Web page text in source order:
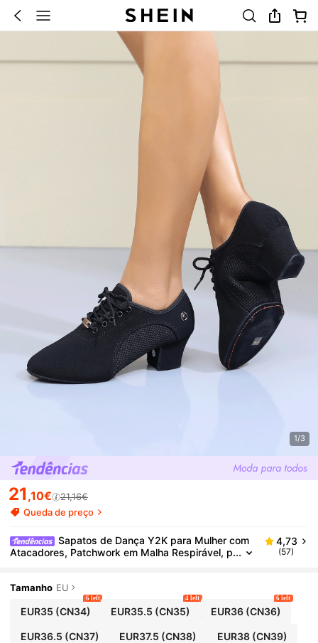
1/3
21 ,10€
21,16€
Queda de preço
Sapatos de Dança Y2K para Mulher com
Atacadores, Patchwork em Malha Respirável, p
4,73
(57)
Tamanho EU
EUR35 (CN34)
6 left
EUR35.5 (CN35)
4 left
EUR36(CN36)
6 left
EUR36.5 (CN37) EUR37.5 (CN38) EUR38(CN39)